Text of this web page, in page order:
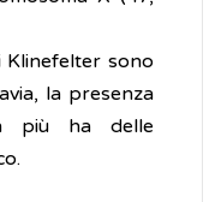
Klinefelter sono
la presenza
più ha delle